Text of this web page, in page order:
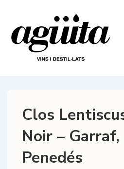
contenido
Clos
Noir – Garraf,
Penedés